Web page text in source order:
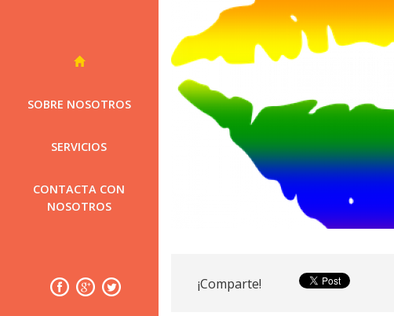
SOBRE NOSOTROS
SERVICIOS
CONTACTA CON
NOSOTROS
¡Comparte!